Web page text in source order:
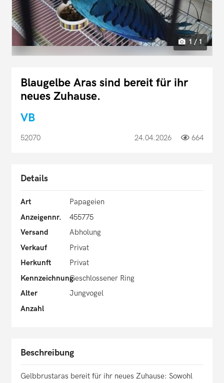
1 / 1
Blaugelbe Aras sind bereit für ihr
neues Zuhause.
VB
52070 24.04.2026 664
Details
Art
Papageien
Anzeigennr.
455775
Versand
Abholung
Verkauf
Privat
Herkunft
Privat
KennzeichnungGeschlossener Ring
Alter
Jungvogel
Anzahl
Beschreibung
Gelbbrustaras bereit für ihr neues Zuhause: Sowohl